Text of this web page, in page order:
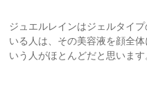
ジュエルレインはジェルタイ
いる人は、その美容液を顔全
いう人がほとんどだと思います